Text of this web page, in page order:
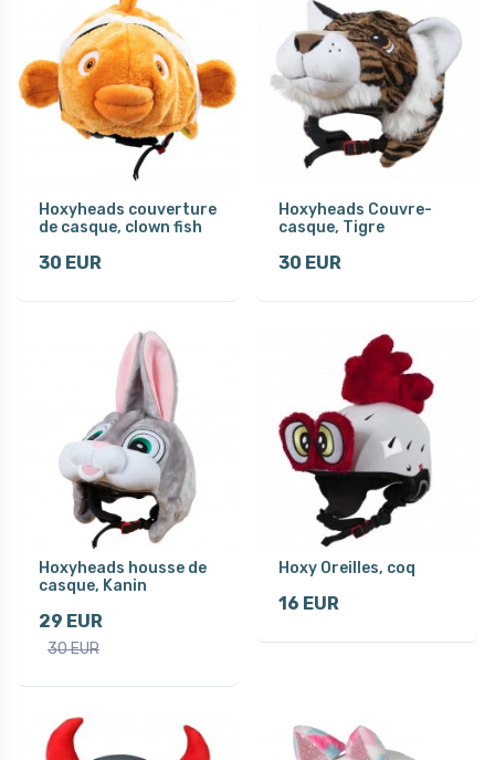
Hoxyheads couverture
de casque, clown fish
30 EUR
Hoxyheads Couvre-
casque, Tigre
30 EUR
Hoxyheads housse de
casque, Kanin
29 EUR
30 EUR
Hoxy Oreilles, coq
16 EUR